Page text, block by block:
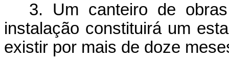
3. Um canteiro de
instalação constituirá um
existir por mais de doze